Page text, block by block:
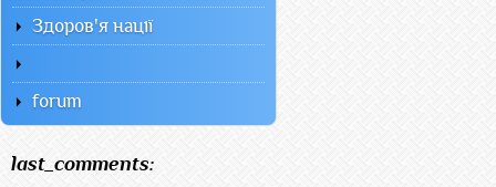
Здоров'я нації
forum
last_comments: